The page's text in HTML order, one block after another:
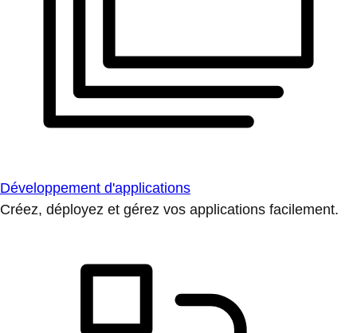
Développement d'applications
Créez, déployez et gérez vos applications facilement.